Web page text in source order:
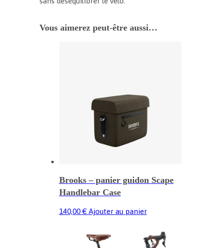
Vous aimerez peut-être aussi…
Brooks – panier guidon Scape
Handlebar Case
140,00 € Ajouter au panier